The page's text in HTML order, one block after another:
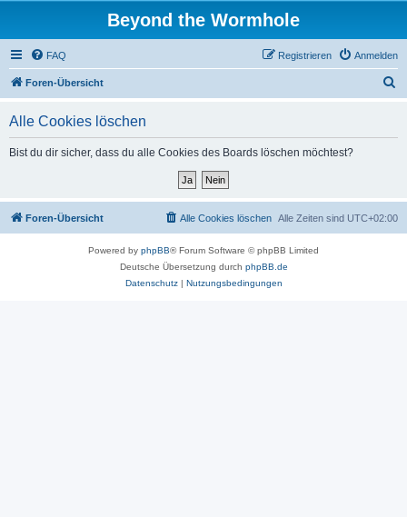
Beyond the Wormhole
FAQ Anmelden
Registrieren
Foren-Übersicht
Alle Cookies löschen
Bist du dir sicher, dass du alle Cookies des Boards löschen möchtest?
Foren-Übersicht Alle Zeiten sind UTC+02:00
Alle Cookies löschen
Powered by phpBB® Forum Software © phpBB Limited
Deutsche Übersetzung durch phpBB.de
Datenschutz| Nutzungsbedingungen